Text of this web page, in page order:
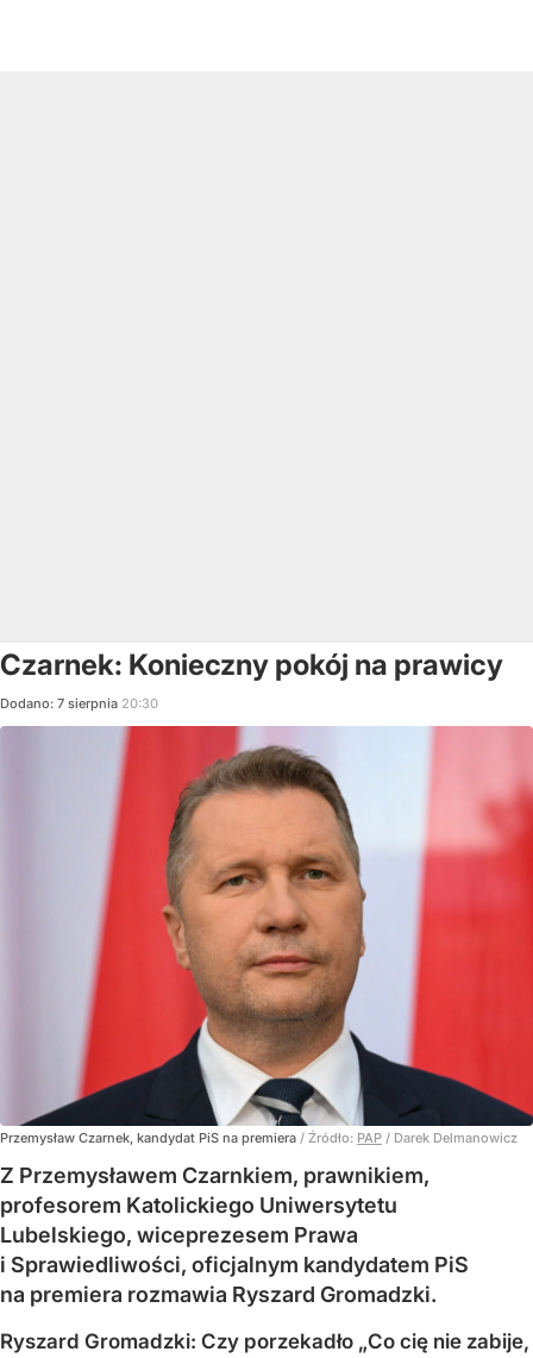
Czarnek: Konieczny pokój na prawicy
Dodano: 7 sierpnia 20:30
Przemysław Czarnek, kandydat PiS na premiera / Źródło: PAP / Darek Delmanowicz
Z Przemysławem Czarnkiem, prawnikiem,
profesorem Katolickiego Uniwersytetu
Lubelskiego, wiceprezesem Prawa
i Sprawiedliwości, oficjalnym kandydatem PiS
na premiera rozmawia Ryszard Gromadzki.
Ryszard Gromadzki: Czy porzekadło „Co cię nie zabije,